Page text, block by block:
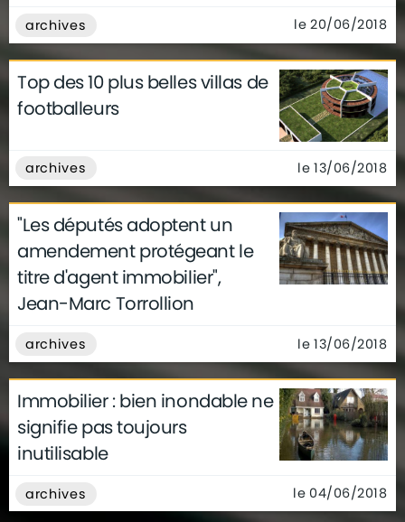
technologie
archives le 20/06/2018
Top des 10 plus belles villas de
footballeurs
archives le 13/06/2018
"Les députés adoptent un
amendement protégeant le
titre d'agent immobilier",
Jean-Marc Torrollion
archives le 13/06/2018
Immobilier : bien inondable ne
signifie pas toujours
inutilisable
archives le 04/06/2018